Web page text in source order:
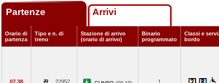
Partenze Arrivi
Orario di
partenza
Tipo e n. di
treno
Stazione di arrivo
(orario di arrivo)
Binario
programmato
Classi e
bordo
07.38 22952 1